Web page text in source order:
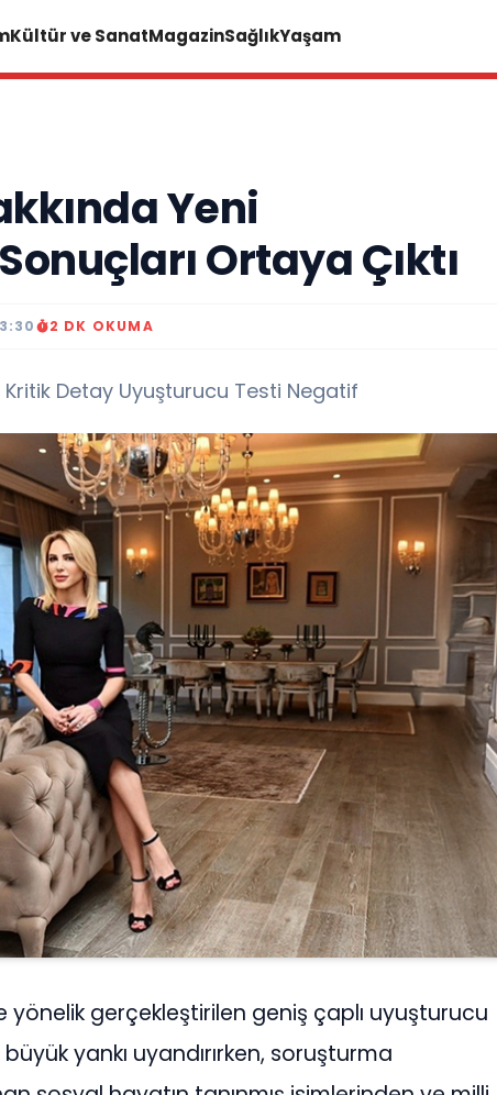
Kültür ve SanatMagazinSağlıkYaşam
Yeni
Ortaya Çıktı
2 DK OKUMA
Kritik Detay Uyuşturucu Testi Negatif
yönelik gerçekleştirilen geniş çaplı uyuşturucu
yankı uyandırırken, soruşturma